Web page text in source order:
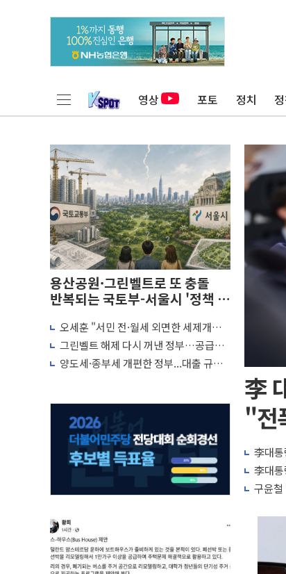
영상 포토 정치
용산공원·그린벨트로 또 충돌
반복되는 국토부-서울시 '정책 엇
오세훈 "서민 전·월세 외면한 세제개
편"…용산공원 훼손 안 돼
그린벨트 해제 다시 꺼낸 정부…공급난
해소 '단기 효과' 불투명
양도세·종부세 개편한 정부...대출 규제
李
"전
李대
李대
구윤